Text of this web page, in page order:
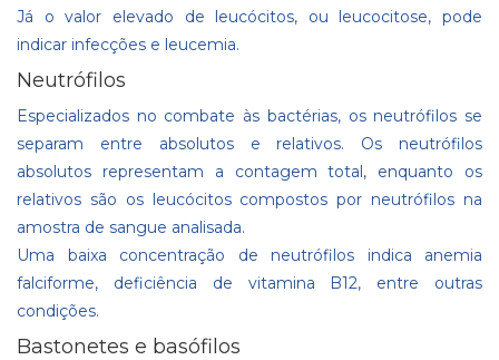
Já o valor elevado de leucócitos, ou leucocitose, pode
indicar infecções e leucemia.
Neutrófilos
Especializados no combate às bactérias, os neutrófilos se
separam entre absolutos e relativos. Os neutrófilos
absolutos representam a contagem total, enquanto os
relativos são os leucócitos compostos por neutrófilos na
amostra de sangue analisada.
Uma baixa concentração de neutrófilos indica anemia
falciforme, deficiência de vitamina B12, entre outras
condições.
Bastonetes e basófilos